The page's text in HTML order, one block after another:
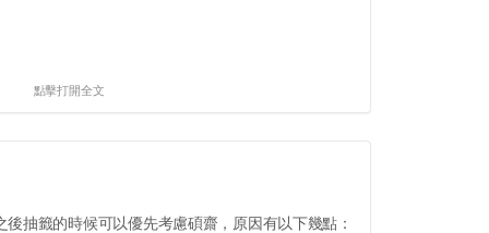
點擊打開全文
抽籤的時候可以優先考慮碩齋，原因有以下幾點：